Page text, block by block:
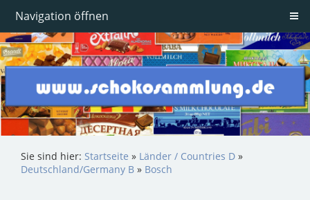
Navigation öffnen
Sie sind hier: Startseite » Länder / Countries D »
Deutschland/Germany B » Bosch